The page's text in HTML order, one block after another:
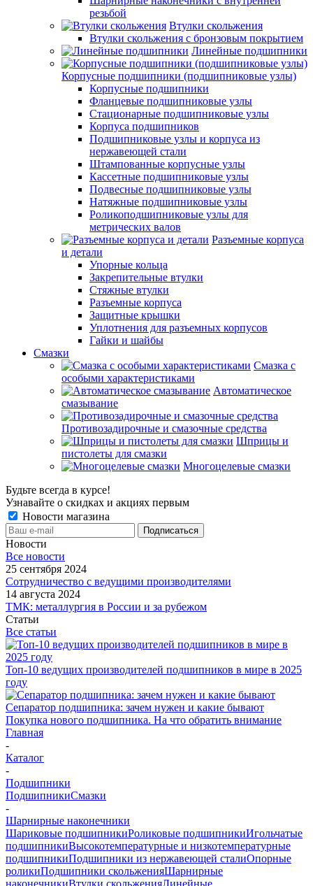
резьбой
Втулки скольжения
Втулки скольжения с бронзовым покрытием
Линейные подшипники
Корпусные подшипники (подшипниковые узлы)
Корпусные подшипники
Фланцевые подшипниковые узлы
Стационарные подшипниковые узлы
Корпуса подшипников
Подшипниковые узлы и корпуса из
нержавеющей стали
Штампованные корпусные узлы
Кассетные подшипниковые узлы
Подвесные подшипниковые узлы
Натяжные подшипниковые узлы
Роликоподшипниковые узлы для
метрических валов
Разъемные корпуса
и детали
Упорные кольца
Закрепительные втулки
Стяжные втулки
Разъемные корпуса
Защитные крышки
Уплотнения для разъемных корпусов
Гайки и шайбы
Смазки
Смазка с
особыми характеристиками
Автоматическое
смазывание
Противозадирочные и смазочные средства
Шприцы и
пистолеты для смазки
Многоцелевые смазки
Будьте всегда в курсе!
Узнавайте о скидках и акциях первым
Новости магазина
Новости
Все новости
25 сентября 2024
Сотрудничество с ведущими производителями
14 августа 2024
ТМК: металлургия в России и за рубежом
Статьи
Все статьи
Топ-10 ведущих производителей подшипников в мире в 2025
году
Сепаратор подшипника: зачем нужен и какие бывают
Покупка нового подшипника. На что обратить внимание
Главная
-
Каталог
-
Подшипники
ПодшипникиСмазки
-
Шарнирные наконечники
Шариковые подшипникиРоликовые подшипникиИгольчатые
подшипникиВысокотемпературные и низкотемпературные
подшипникиПодшипники из нержавеющей сталиОпорные
роликиПодшипники скольженияШарнирные
наконечникиВтулки скольженияЛинейные